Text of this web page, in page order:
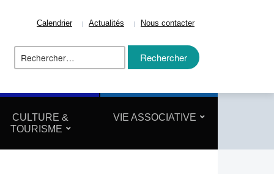
Calendrier Actualités Nous contacter
Rechercher :
CULTURE &
TOURISME
VIE ASSOCIATIVE